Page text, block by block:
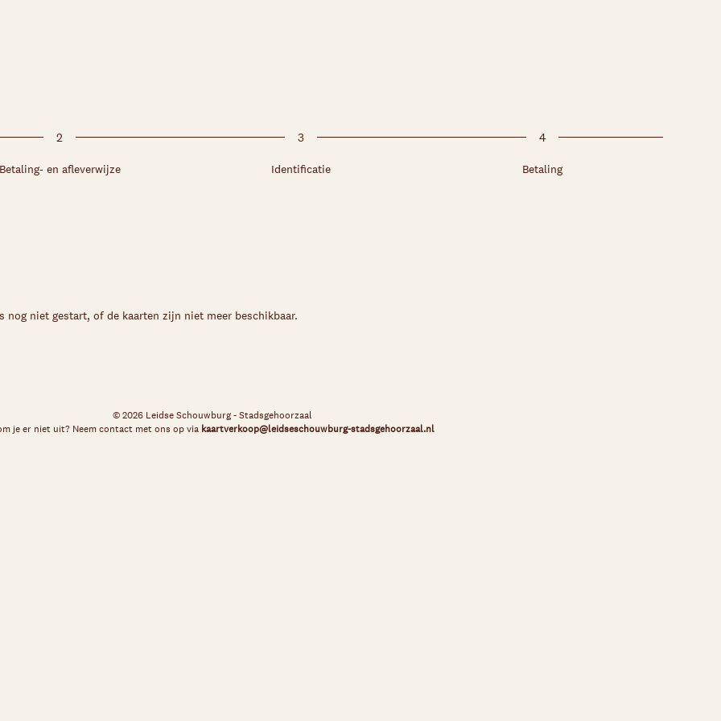
2
en afleverwijze
3
Identificatie
4
Betaling
nog niet gestart, of de kaarten zijn niet meer beschikbaar.
© 2026 Leidse Schouwburg - Stadsgehoorzaal
je er niet uit? Neem contact met ons op via kaartverkoop@leidseschouwburg-stadsgehoorzaal.nl